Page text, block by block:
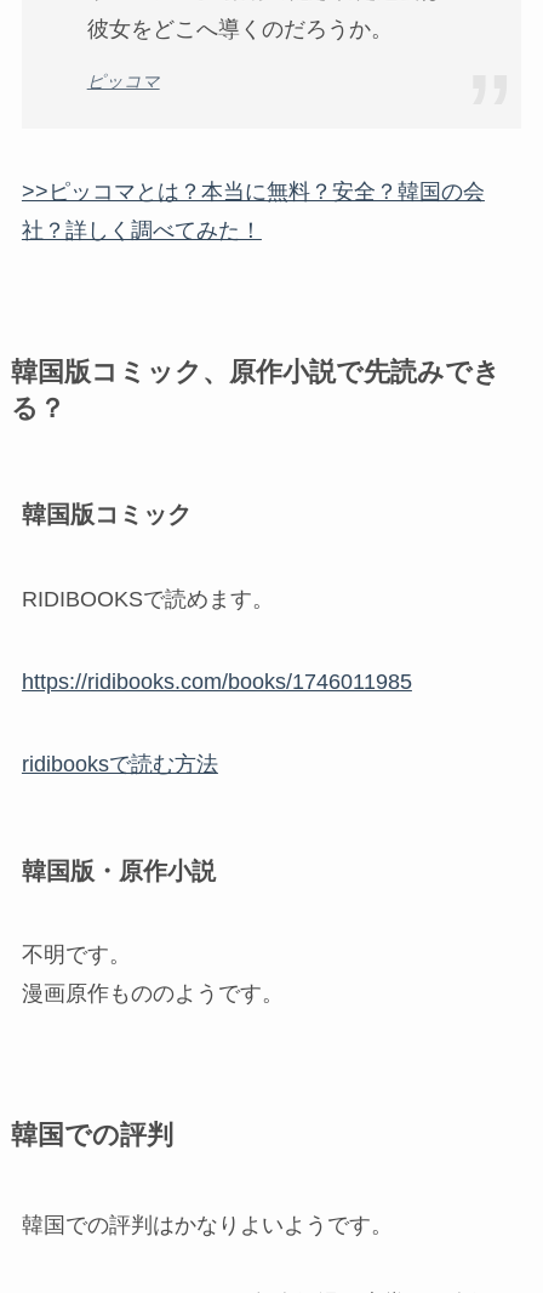
彼女をどこへ導くのだろうか。
ピッコマ
>>ピッコマとは？本当に無料？安全？韓国の会
社？詳しく調べてみた！
韓国版コミック、原作小説で先読みでき
る？
韓国版コミック
RIDIBOOKSで読めます。
https://ridibooks.com/books/1746011985
ridibooksで読む方法
韓国版・原作小説
不明です。
漫画原作もののようです。
韓国での評判
韓国での評判はかなりよいようです。